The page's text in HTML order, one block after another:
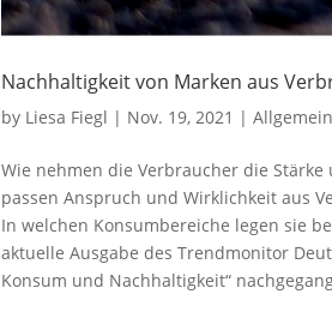
Nachhaltigkeit von Marken aus
by Liesa Fiegl | Nov. 19, 2021 |
Wie nehmen die Verbraucher die
passen Anspruch und Wirklichkeit aus
In welchen Konsumbereiche legen sie
aktuelle Ausgabe des Trendmonitor
Konsum und Nachhaltigkeit“